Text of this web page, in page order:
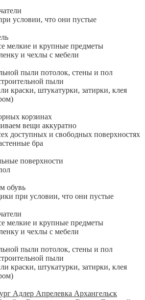
условии, что они пустые
мелкие и крупные предметы
и чехлы с мебели
пыли потолок, стены и пол
пыли
краски, штукатурки, затирки, клея
корзинах
вещи аккуратно
доступных и свободных поверхностях
бра
поверхности
обувь
при условии, что они пустые
мелкие и крупные предметы
и чехлы с мебели
пыли потолок, стены и пол
пыли
краски, штукатурки, затирки, клея
Адлер Апрелевка Архангельск